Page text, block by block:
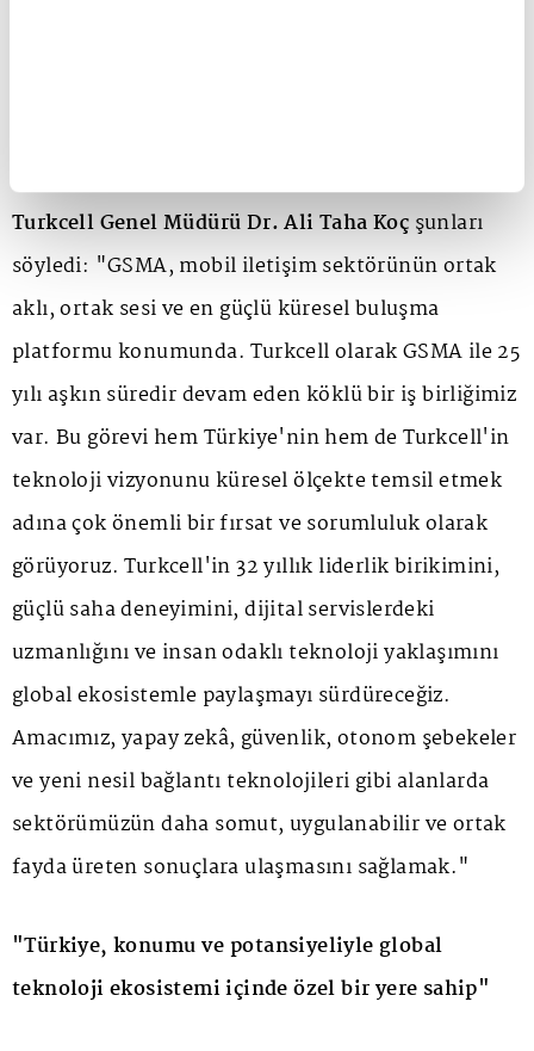
Turkcell Genel Müdürü Dr. Ali Taha Koç şunları
söyledi: "GSMA, mobil iletişim sektörünün ortak
aklı, ortak sesi ve en güçlü küresel buluşma
platformu konumunda. Turkcell olarak GSMA ile 25
yılı aşkın süredir devam eden köklü bir iş birliğimiz
var. Bu görevi hem Türkiye'nin hem de Turkcell'in
teknoloji vizyonunu küresel ölçekte temsil etmek
adına çok önemli bir fırsat ve sorumluluk olarak
görüyoruz. Turkcell'in 32 yıllık liderlik birikimini,
güçlü saha deneyimini, dijital servislerdeki
uzmanlığını ve insan odaklı teknoloji yaklaşımını
global ekosistemle paylaşmayı sürdüreceğiz.
Amacımız, yapay zekâ, güvenlik, otonom şebekeler
ve yeni nesil bağlantı teknolojileri gibi alanlarda
sektörümüzün daha somut, uygulanabilir ve ortak
fayda üreten sonuçlara ulaşmasını sağlamak."
"Türkiye, konumu ve potansiyeliyle global
teknoloji ekosistemi içinde özel bir yere sahip"